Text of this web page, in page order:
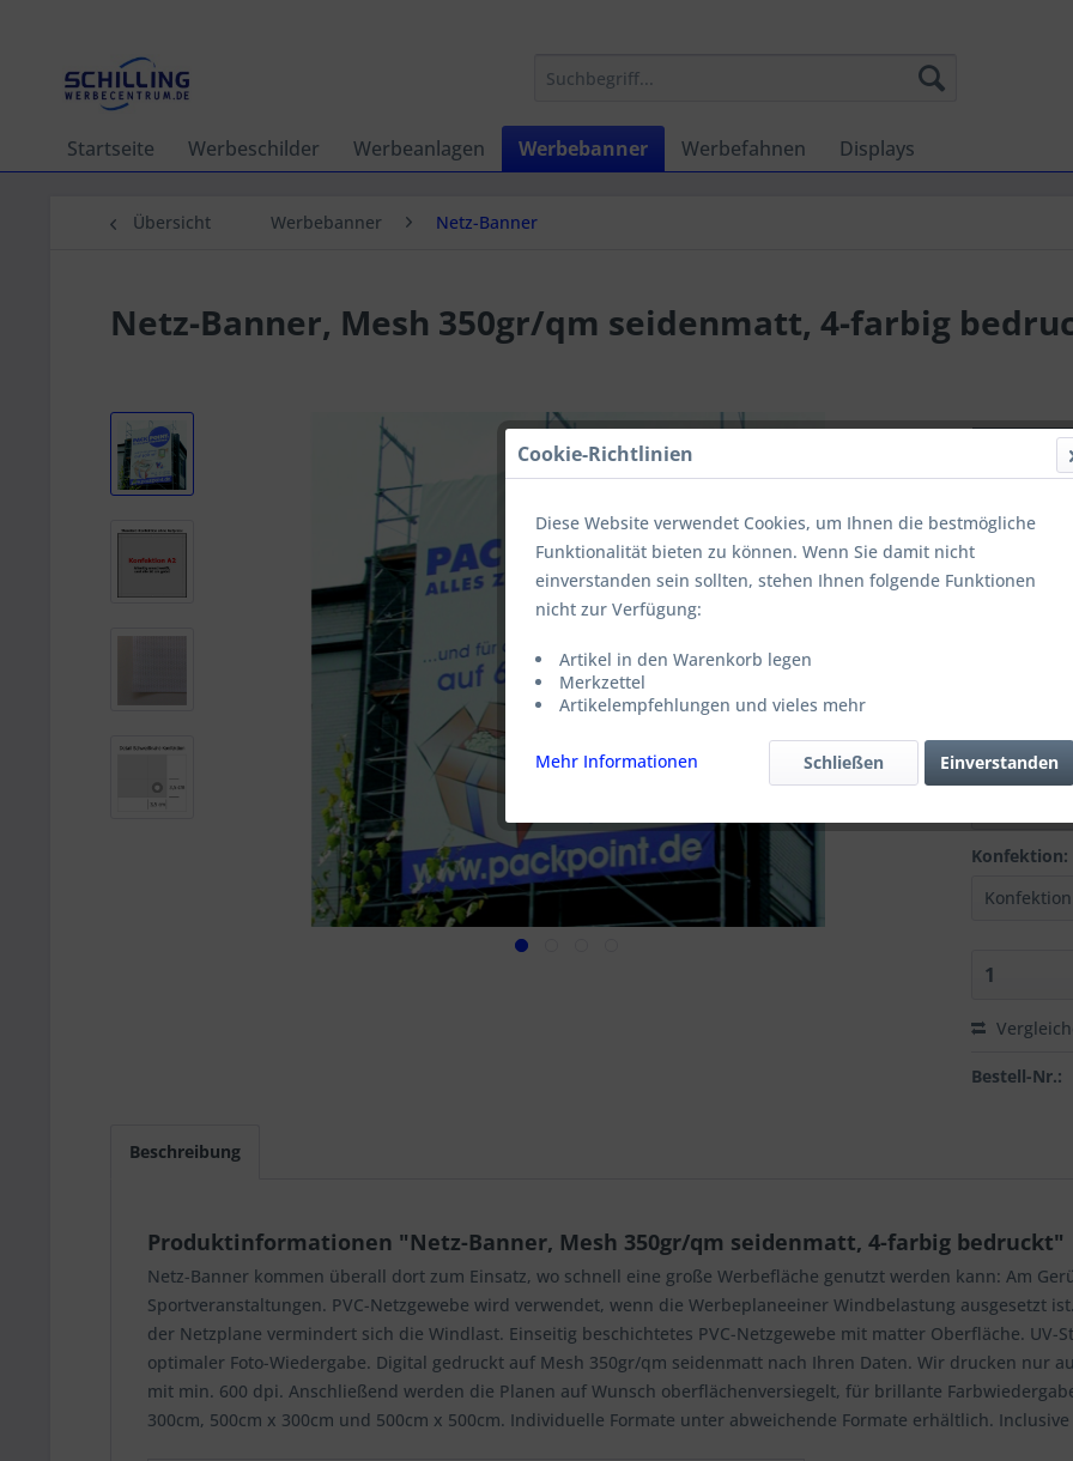
Startseite Werbeschilder Werbeanlagen Werbebanner Werbefahnen Displays
Übersicht Werbebanner Netz-Banner
Netz-Banner, Mesh 350gr/qm seidenmatt, 4-farbig
bis2
ab
Auflage:
Konfektion:
Bestell-Nr.:
Beschreibung
Produktinformationen "Netz-Banner, Mesh 350gr/qm seidenmatt, 4-farbig bedruckt"
Netz-Banner kommen überall dort zum Einsatz, wo schnell eine große Werbefläche genutzt werden kann: Am
Sportveranstaltungen. PVC-Netzgewebe wird verwendet, wenn die Werbeplaneeiner Windbelastung ausgesetzt
der Netzplane vermindert sich die Windlast. Einseitig beschichtetes PVC-Netzgewebe mit matter Oberfläche.
optimaler Foto-Wiedergabe. Digital gedruckt auf Mesh 350gr/qm seidenmatt nach Ihren Daten. Wir drucken nur
mit min. 600 dpi. Anschließend werden die Planen auf Wunsch oberflächenversiegelt, für brillante
300cm, 500cm x 300cm und 500cm x 500cm. Individuelle Formate unter abweichende Formate erhältlich.
Cookie-Richtlinien
Diese Website verwendet Cookies, um Ihnen die bestmögliche
Funktionalität bieten zu können. Wenn Sie damit nicht
einverstanden sein sollten, stehen Ihnen folgende Funktionen
nicht zur Verfügung:
Artikel in den Warenkorb legen
Merkzettel
Artikelempfehlungen und vieles mehr
Mehr Informationen Einverstanden
Schließen